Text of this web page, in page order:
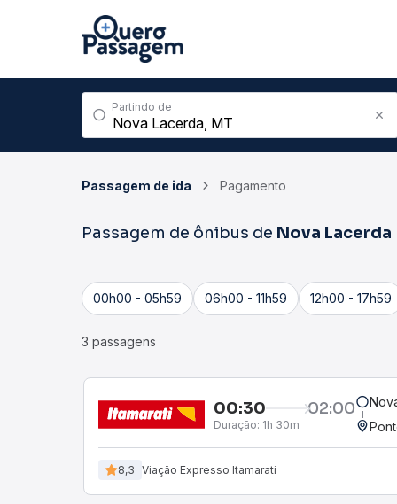
Partindo de
Passagem de ida Pagamento
Passagem de ônibus de Nova Lacerda
00h00 - 05h59 06h00 - 11h59 12h00 - 17h59
3 passagens
00:30 02:00
Duração: 1h 30m
8,3 Viação Expresso Itamarati